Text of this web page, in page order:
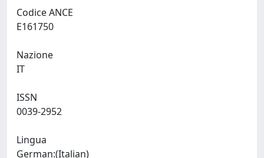
Codice ANCE
Nazione
ISSN
Lingua